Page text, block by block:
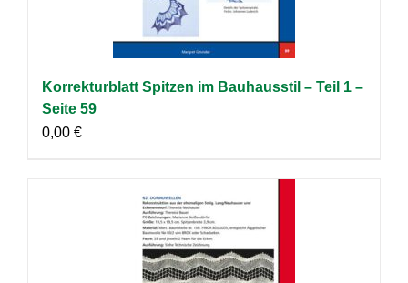
Korrekturblatt Spitzen im Bauhausstil – Teil 1 –
Seite 59
0,00 €